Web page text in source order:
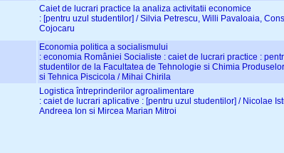
Caiet de lucrari practice la analiza activitatii economice
: [pentru uzul studentilor] / Silvia Petrescu, Willi Pavaloaia,
Cojocaru
Economia politica a socialismului
: economia României Socialiste : caiet de lucrari practice :
studentilor de la Facultatea de Tehnologie si Chimia
si Tehnica Piscicola / Mihai Chirila
Logistica întreprinderilor agroalimentare
: caiet de lucrari aplicative : [pentru uzul studentilor] / Nicolae
Andreea Ion si Mircea Marian Mitroi